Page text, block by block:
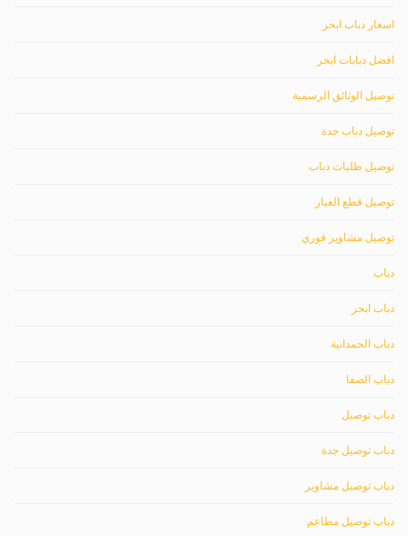
اسعار دباب ابحر
افضل دبابات ابحر
توصيل الوثائق الرسمية
توصيل دباب جدة
توصيل طلبات دباب
توصيل قطع الغيار
توصيل مشاوير فوري
دباب
دباب ابحر
دباب الحمدانية
دباب الصفا
دباب توصيل
دباب توصيل جدة
دباب توصيل مشاوير
دباب توصيل مطاعم